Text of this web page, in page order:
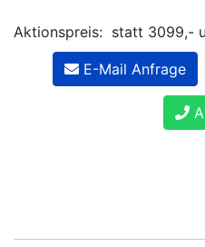
Aktionspreis: statt 3099,-
E-Mail Anfrage